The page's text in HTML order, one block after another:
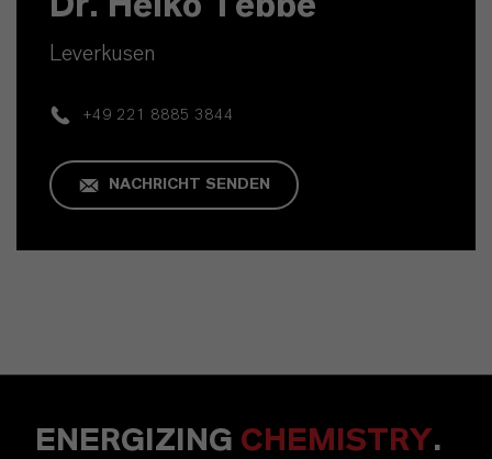
Leverkusen
+49 221 8885 3844
NACHRICHT SENDEN
ENERGIZING CHEMISTRY.